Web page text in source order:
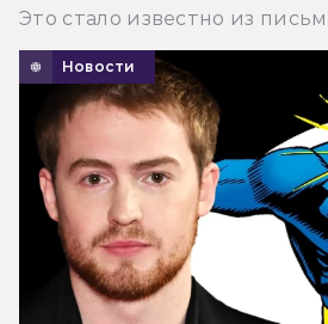
Это стало известно из
Новости